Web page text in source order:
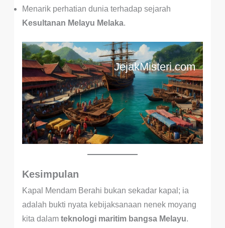
Menarik perhatian dunia terhadap sejarah
Kesultanan Melayu Melaka.
JejakMisteri.com
Kesimpulan
Kapal Mendam Berahi bukan sekadar kapal; ia
adalah bukti nyata kebijaksanaan nenek moyang
kita dalam teknologi maritim bangsa Melayu.